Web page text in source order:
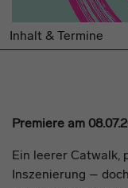
Inhalt & Termine
Premiere am
Ein leerer Catwalk,
Inszenierung –